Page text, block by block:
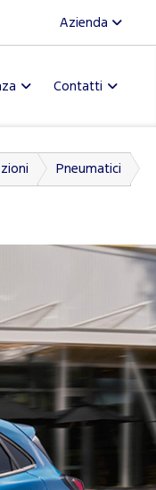
Azienda
Contatti
Pneumatici